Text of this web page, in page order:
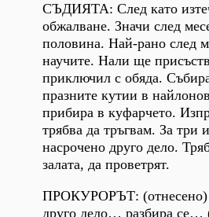
СЪДИЯТА: След като
обжалване. Значи след
половина. Най-рано след
научите. Нали ще
приключил с обяда.
празните кутии в
прибира в куфарчето.
трябва да тръгвам. За три
насрочено друго дело.
залата, да проветрят.
ПРОКУРОРЪТ: (отнесено)
друго дело… разбира се…